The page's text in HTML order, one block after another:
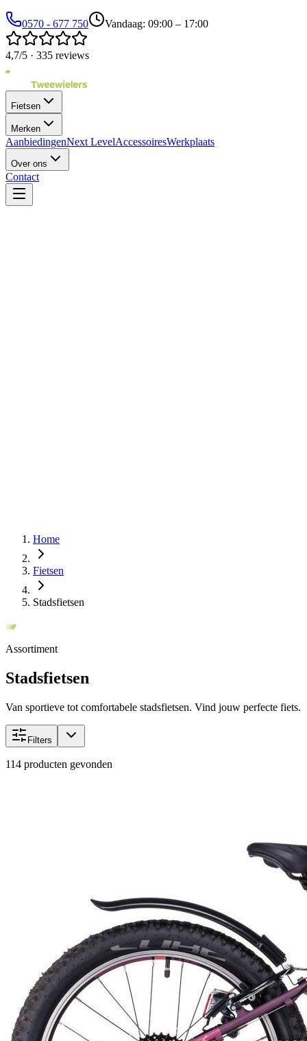
0570 - 677 750 Vandaag: 09:00 – 17:00
4,7/5 · 335 reviews
Fietsen
Merken
AanbiedingenNext LevelAccessoiresWerkplaats
Over ons
Contact
Home
Fietsen
Stadsfietsen
Assortiment
Stadsfietsen
Van sportieve tot comfortabele stadsfietsen. Vind jouw perfecte fiets.
Filters
114 producten gevonden